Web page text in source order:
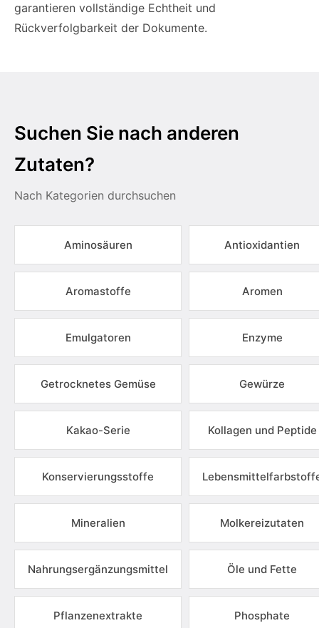
garantieren vollständige Echtheit und
Rückverfolgbarkeit der Dokumente.
Suchen Sie nach anderen
Zutaten?
Nach Kategorien durchsuchen
Aminosäuren Antioxidantien
Aromastoffe Aromen
Emulgatoren Enzyme
Getrocknetes Gemüse Gewürze
Kakao-Serie Kollagen und Peptide
Konservierungsstoffe
Mineralien Molkereizutaten
Nahrungsergänzungsmittel Öle und Fette
Pflanzenextrakte Phosphate